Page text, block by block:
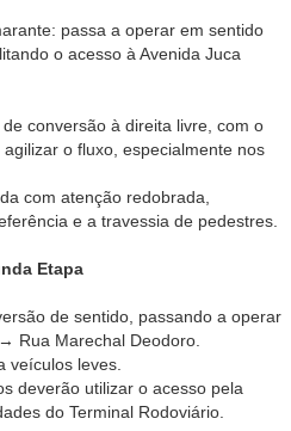
passa a operar em sentido
o acesso à Avenida Juca
conversão à direita livre, com o
o fluxo, especialmente nos
com atenção redobrada,
e a travessia de pedestres.
Etapa
de sentido, passando a operar
Rua Marechal Deodoro.
veículos leves.
deverão utilizar o acesso pela
do Terminal Rodoviário.